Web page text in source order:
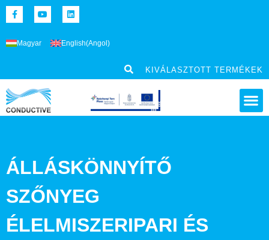
Magyar English(Angol )
KIVÁLASZTOTT TERMÉKEK
ÁLLÁSKÖNNYÍTŐ
SZŐNYEG
ÉLELMISZERIPARI ÉS